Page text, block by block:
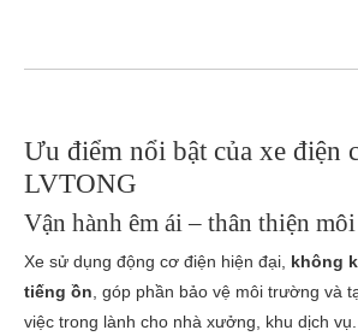
Ưu điểm nổi bật của xe điện
LVTONG
Vận hành êm ái – thân thiện
Xe sử dụng động cơ điện hiện đại, không
tiếng ồn , góp phần bảo vệ môi trường và
việc trong lành cho nhà xưởng, khu dịch vụ.